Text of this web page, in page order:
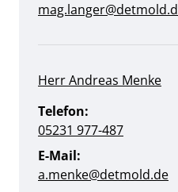
Herr Andreas Menke
Telefon:
05231 977-487
E-Mail:
a.menke@detmold.de